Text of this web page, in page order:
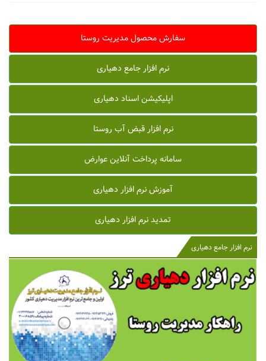
سفارش محصول مدیریت روستا
نرم افزار جامع دهیاری
اپلیکیشن اسناد دهیاری
نرم افزار قبض آب روستا
سامانه پرداخت آنلاین عوارض
آموزش نرم افزار دهیاری
تمدید نرم افزار دهیاری
نرم افزار جامع دهیاری